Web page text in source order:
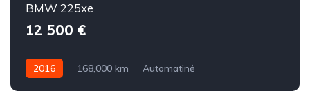
BMW 225xe
12 500 €
2016 168,000 km
Automatinė